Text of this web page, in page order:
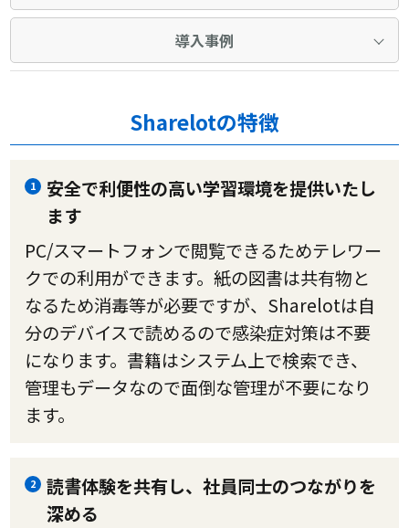
導入事例
Sharelotの特徴
1
安全で利便性の高い学習環境を提供いたし
ます
PC/スマートフォンで閲覧できるためテレワー
クでの利用ができます。紙の図書は共有物と
なるため消毒等が必要ですが、Sharelotは自
分のデバイスで読めるので感染症対策は不要
になります。書籍はシステム上で検索でき、
管理もデータなので面倒な管理が不要になり
ます。
2
読書体験を共有し、社員同士のつながりを
深める